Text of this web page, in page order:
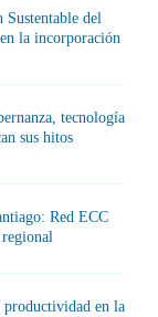
Sustentable del
la incorporación
tecnología
sus hitos
Red ECC
productividad en la